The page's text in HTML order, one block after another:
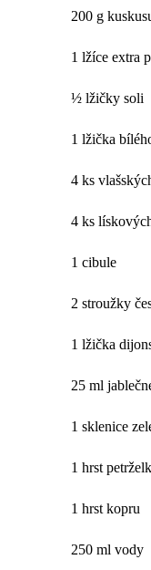
200 g
1 lžíce extra
½ lžičky soli
1 lžička
4 ks
4 ks
1 cibule
2 stroužky
1 lžička
25 ml
1 sklenice
1 hrst
1 hrst kopru
250 ml vody